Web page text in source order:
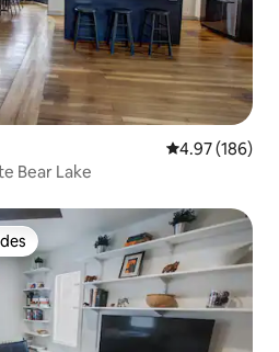
Calificación
4.97 (186)
Bear Lake
entre huéspedes